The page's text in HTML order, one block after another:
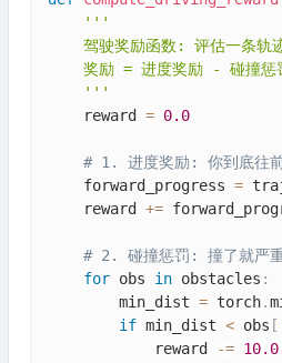
'''
驾驶奖励函数: 评估一条轨
奖励 = 进度奖励 - 碰撞惩
    '''
    reward
= 0.0
# 1. 进度奖励: 你到底往
    forward_progress
=
    reward
+=
# 2. 碰撞惩罚: 撞了就严
for obs in obstacles :
        min_dist
= torch.
if min_dist < obs [
            reward
-= 10.0